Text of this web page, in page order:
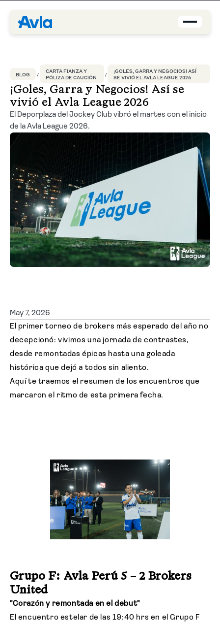
Brokers
Blog
ES-PE
BLOG
CARTA FIANZA Y
PÓLIZA DE CAUCIÓN
¡GOLES, GARRA Y NEGOCIOS! ASÍ
SE VIVIÓ EL AVLA LEAGUE 2026
¡Goles, Garra y Negocios! Así se
vivió el Avla League 2026
El Deporplaza del Jockey Club vibró el martes con el inicio
de la Avla League 2026.
May 7, 2026
El primer torneo de brokers más esperado del año no
decepcionó: vivimos una jornada de contrastes,
desde remontadas épicas hasta una goleada
histórica que dejó a todos sin aliento.
Aquí te traemos el resumen de los encuentros que
marcaron el ritmo de esta primera fecha.
Grupo F: Avla Perú 5 – 2 Brokers
United
"Corazón y remontada en el debut"
El encuentro estelar de las 19:40 hrs en el Grupo F